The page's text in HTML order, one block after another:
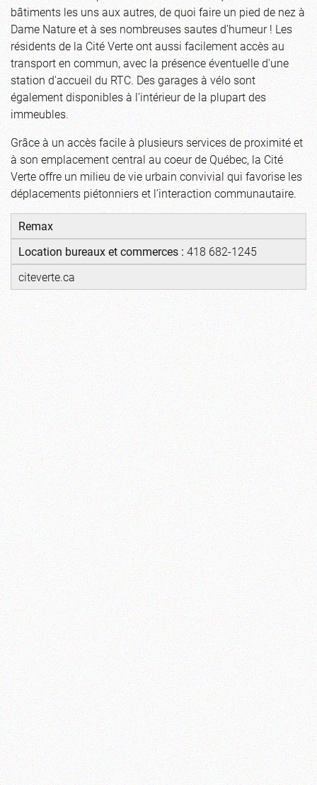
bâtiments les uns aux autres, de quoi faire un pied de nez à
Dame Nature et à ses nombreuses sautes d’humeur ! Les
résidents de la Cité Verte ont aussi facilement accès au
transport en commun, avec la présence éventuelle d'une
station d'accueil du RTC. Des garages à vélo sont
également disponibles à l’intérieur de la plupart des
immeubles.
Grâce à un accès facile à plusieurs services de proximité et
à son emplacement central au coeur de Québec, la Cité
Verte offre un milieu de vie urbain convivial qui favorise les
déplacements piétonniers et l’interaction communautaire.
Remax
Location bureaux et commerces : 418 682-1245
citeverte.ca